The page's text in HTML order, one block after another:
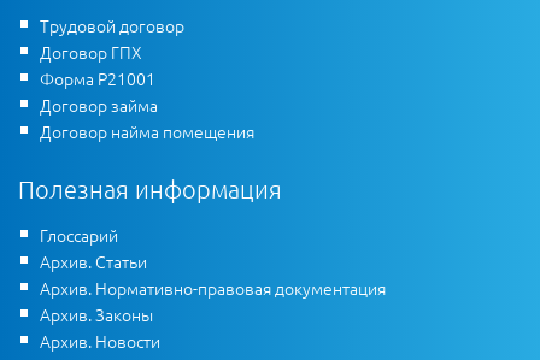
Трудовой договор
Договор ГПХ
Форма Р21001
Договор займа
Договор найма помещения
Полезная информация
Глоссарий
Архив. Статьи
Архив. Нормативно-правовая документация
Архив. Законы
Архив. Новости